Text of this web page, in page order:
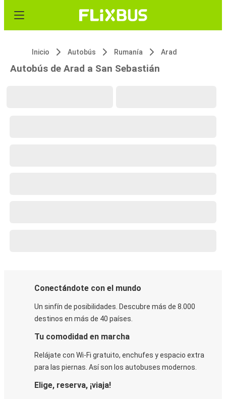
Inicio Autobús Rumanía Arad
Autobús de Arad a San Sebastián
Conectándote con el mundo
Un sinfín de posibilidades. Descubre más de 8.000
destinos en más de 40 países.
Tu comodidad en marcha
Relájate con Wi-Fi gratuito, enchufes y espacio extra
para las piernas. Así son los autobuses modernos.
Elige, reserva, ¡viaja!